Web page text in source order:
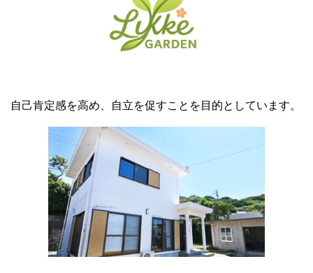
自己肯定感を高め、自立を促すことを目的としています。